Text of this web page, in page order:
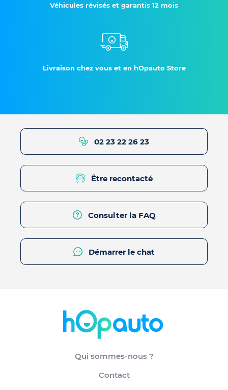
Véhicules révisés et garantis 12 mois
Livraison chez vous et en hOpauto Store
02 23 22 26 23
Être recontacté
Consulter la FAQ
Démarrer le chat
Qui sommes-nous ?
Contact